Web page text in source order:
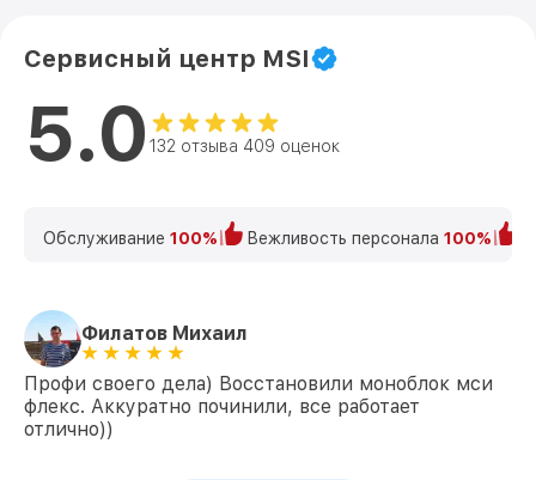
Сервисный центр MSI
5.0 132 отзыва 409 оценок
Обслуживание 100% Вежливость персонала 100%
Филатов Михаил
Профи своего дела) Восстановили моноблок мси
флекс. Аккуратно починили, все работает
отлично))